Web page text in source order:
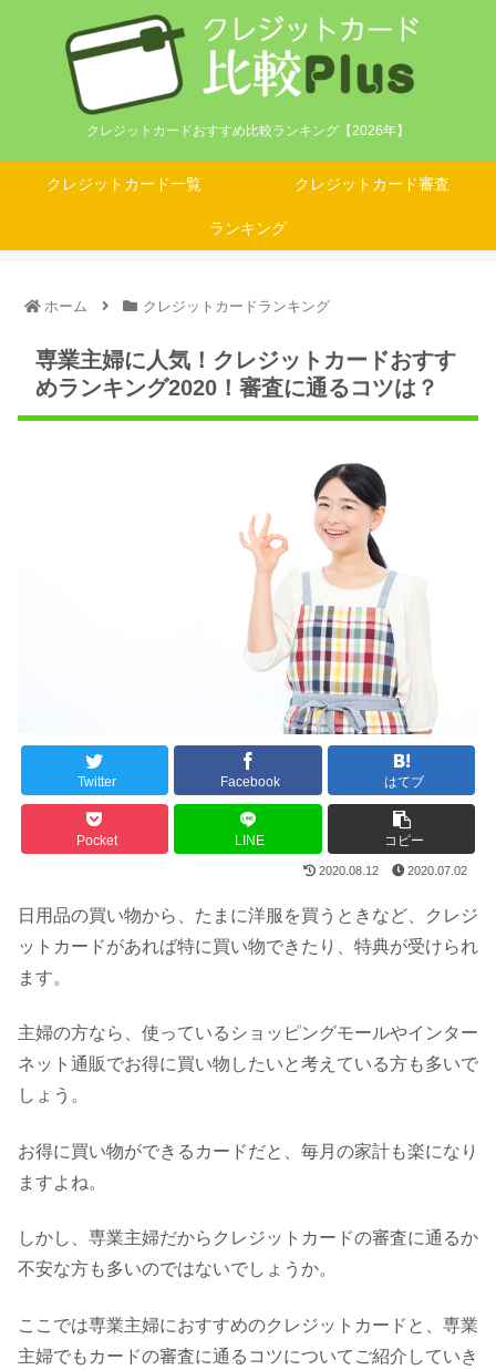
クレジットカードおすすめ比較ランキング【2026年】
クレジットカード一覧 クレジットカード審査
ランキング
ホーム クレジットカードランキング
専業主婦に人気！クレジットカードおすす
めランキング2020！審査に通るコツは？
Twitter Facebook はてブ
Pocket LINE コピー
2020.08.12 2020.07.02
日用品の買い物から、たまに洋服を買うときなど、クレジ
ットカードがあれば特に買い物できたり、特典が受けられ
ます。
主婦の方なら、使っているショッピングモールやインター
ネット通販でお得に買い物したいと考えている方も多いで
しょう。
お得に買い物ができるカードだと、毎月の家計も楽になり
ますよね。
しかし、専業主婦だからクレジットカードの審査に通るか
不安な方も多いのではないでしょうか。
ここでは専業主婦におすすめのクレジットカードと、専業
主婦でもカードの審査に通るコツについてご紹介していき